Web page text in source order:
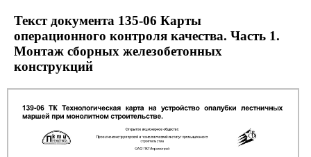
Текст документа 135-06 Карты
операционного контроля качества. Часть 1.
Монтаж сборных железобетонных
конструкций